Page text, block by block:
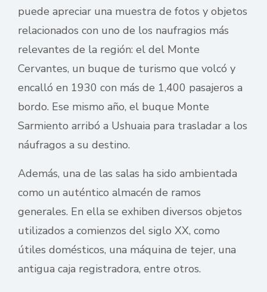
puede apreciar una muestra de fotos y objetos
relacionados con uno de los naufragios más
relevantes de la región: el del Monte
Cervantes, un buque de turismo que volcó y
encalló en 1930 con más de 1,400 pasajeros a
bordo. Ese mismo año, el buque Monte
Sarmiento arribó a Ushuaia para trasladar a los
náufragos a su destino.
Además, una de las salas ha sido ambientada
como un auténtico almacén de ramos
generales. En ella se exhiben diversos objetos
utilizados a comienzos del siglo XX, como
útiles domésticos, una máquina de tejer, una
antigua caja registradora, entre otros.